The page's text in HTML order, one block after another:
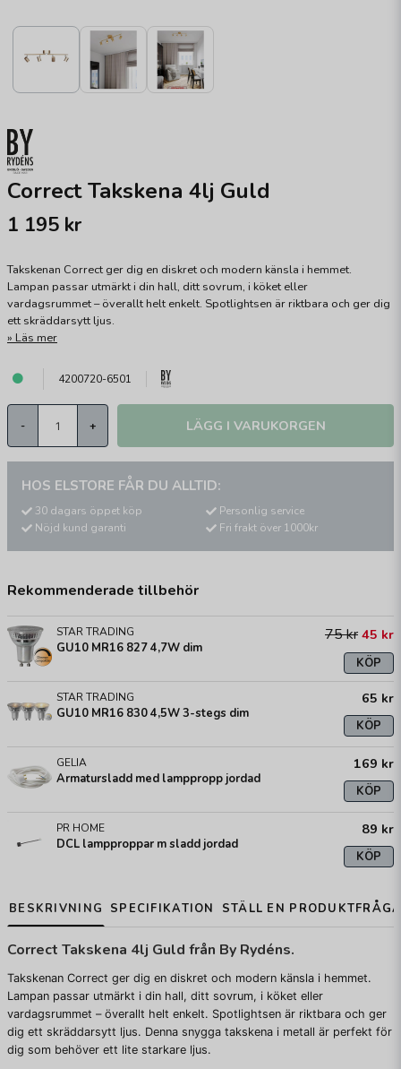
Correct Takskena 4lj Guld
1 195 kr
Takskenan Correct ger dig en diskret och modern känsla i hemmet.
Lampan passar utmärkt i din hall, ditt sovrum, i köket eller
vardagsrummet – överallt helt enkelt. Spotlightsen är riktbara och ger dig
ett skräddarsytt ljus.
Läs mer
4200720-6501
- + LÄGG I VARUKORGEN
HOS ELSTORE FÅR DU ALLTID:
30 dagars öppet köp
Nöjd kund garanti
Personlig service
Fri frakt över 1000kr
Rekommenderade tillbehör
STAR TRADING
GU10 MR16 827 4,7W dim
75 kr 45 kr
KÖP
STAR TRADING
GU10 MR16 830 4,5W 3-stegs dim
65 kr
KÖP
GELIA
Armatursladd med lamppropp jordad
169 kr
KÖP
PR HOME
DCL lampproppar m sladd jordad
89 kr
KÖP
BESKRIVNING SPECIFIKATION STÄLL EN
Correct Takskena 4lj Guld från By Rydéns.
Takskenan Correct ger dig en diskret och modern känsla i hemmet.
Lampan passar utmärkt i din hall, ditt sovrum, i köket eller
vardagsrummet – överallt helt enkelt. Spotlightsen är riktbara och ger
dig ett skräddarsytt ljus. Denna snygga takskena i metall är perfekt för
dig som behöver ett lite starkare ljus.